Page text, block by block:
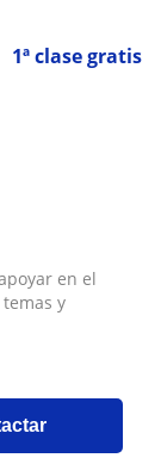
1ª clase gratis
en el
y